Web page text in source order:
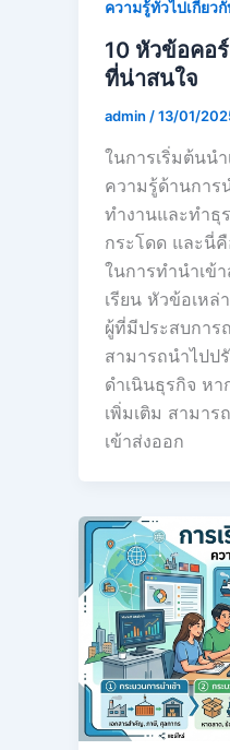
ความรู้ทั่วไปเกี่ยว
10 หัวข้อคอ
ที่น่าสนใจ
admin /13/01/
ในการเริ่มต้นน
ความรู้ด้านการ
ทำงานและทำธุ
กระโดด และนี่คื
ในการทำนำเข้
เรียน หัวข้อเหล่
ผู้ที่มีประสบการ
สามารถนำไปป
ดำเนินธุรกิจ หา
เพิ่มเติม สามา
เข้าส่งออก